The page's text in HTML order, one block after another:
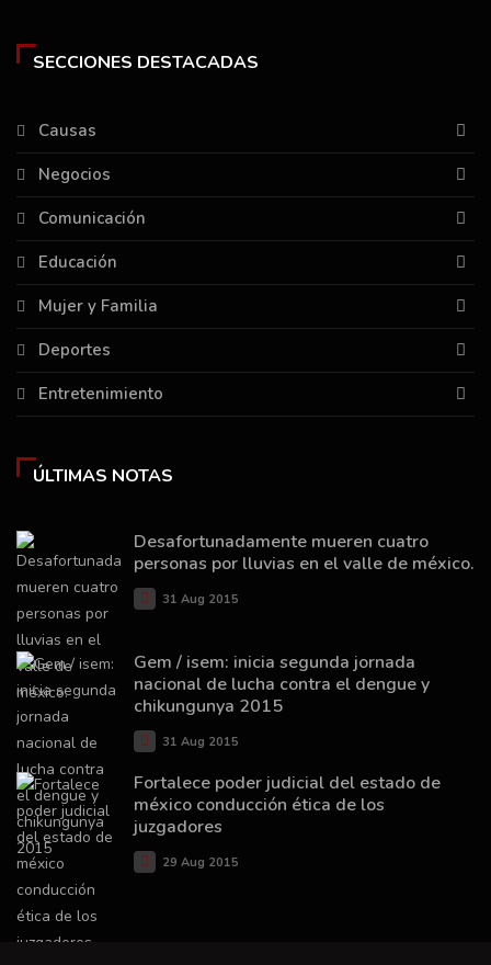
SECCIONES DESTACADAS
Causas
Negocios
Comunicación
Educación
Mujer y Familia
Deportes
Entretenimiento
ÚLTIMAS NOTAS
Desafortunadamente mueren cuatro
personas por lluvias en el valle de méxico.
31 Aug 2015
Gem / isem: inicia segunda jornada
nacional de lucha contra el dengue y
chikungunya 2015
31 Aug 2015
Fortalece poder judicial del estado de
méxico conducción ética de los
juzgadores
29 Aug 2015